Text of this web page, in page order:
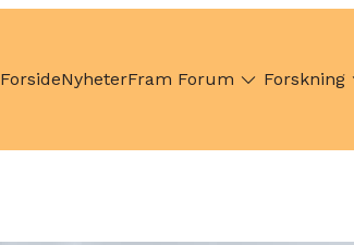
ForsideNyheterFram Forum Forskning